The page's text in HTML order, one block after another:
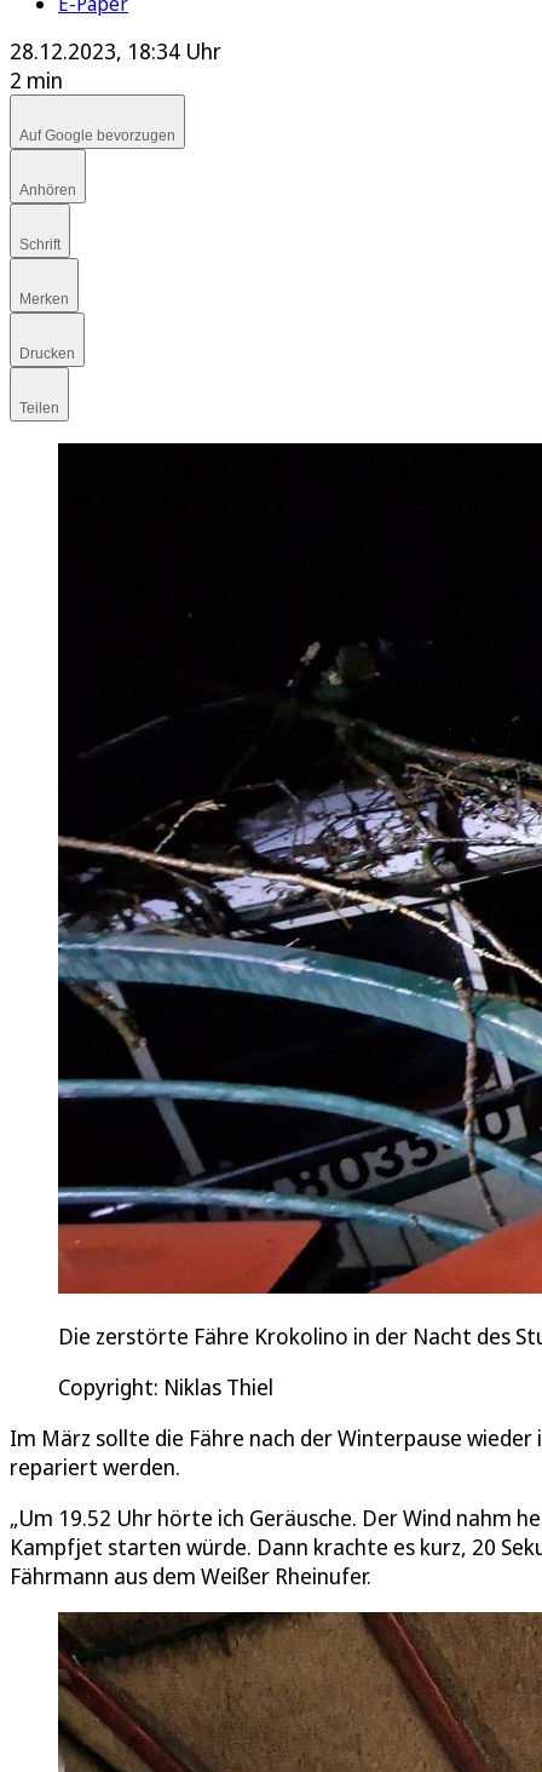
28.12.2023, 18:34 Uhr
2 min
Auf Google bevorzugen
Anhören
Schrift
Merken
Drucken
Teilen
Die zerstörte Fähre Krokolino in der Nacht des
Copyright: Niklas Thiel
Im März sollte die Fähre nach der Winterpause
repariert werden.
„Um 19.52 Uhr hörte ich Geräusche. Der Wind nahm
Kampfjet starten würde. Dann krachte es kurz, 20
Fährmann aus dem Weißer Rheinufer.